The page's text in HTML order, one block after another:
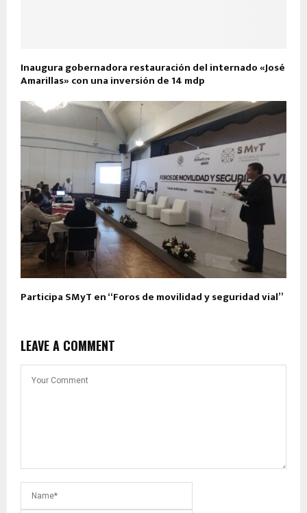
Inaugura gobernadora restauración del internado «José
Amarillas» con una inversión de 14 mdp
Participa SMyT en “Foros de movilidad y seguridad vial”
LEAVE A COMMENT